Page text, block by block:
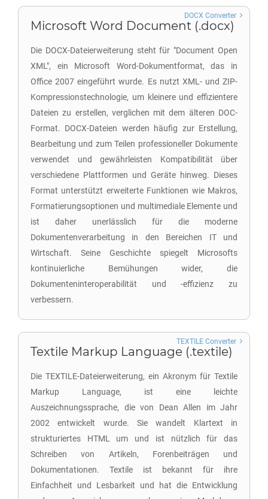
Microsoft Word Document (.docx)
Die DOCX-Dateierweiterung steht für "Document Open
XML", ein Microsoft Word-Dokumentformat, das in
Office 2007 eingeführt wurde. Es nutzt XML- und ZIP-
Kompressionstechnologie, um kleinere und effizientere
Dateien zu erstellen, verglichen mit dem älteren DOC-
Format. DOCX-Dateien werden häufig zur Erstellung,
Bearbeitung und zum Teilen professioneller Dokumente
verwendet und gewährleisten Kompatibilität über
verschiedene Plattformen und Geräte hinweg. Dieses
Format unterstützt erweiterte Funktionen wie Makros,
Formatierungsoptionen und multimediale Elemente und
ist daher unerlässlich für die moderne
Dokumentenverarbeitung in den Bereichen IT und
Wirtschaft. Seine Geschichte spiegelt Microsofts
kontinuierliche Bemühungen wider, die
Dokumenteninteroperabilität und -effizienz zu
verbessern.
DOCX Converter
Textile Markup Language (.textile)
Die TEXTILE-Dateierweiterung, ein Akronym für Textile
Markup Language, ist eine leichte
Auszeichnungssprache, die von Dean Allen im Jahr
2002 entwickelt wurde. Sie wandelt Klartext in
strukturiertes HTML um und ist nützlich für das
Schreiben von Artikeln, Forenbeiträgen und
Dokumentationen. Textile ist bekannt für ihre
Einfachheit und Lesbarkeit und hat die Entwicklung
TEXTILE Converter